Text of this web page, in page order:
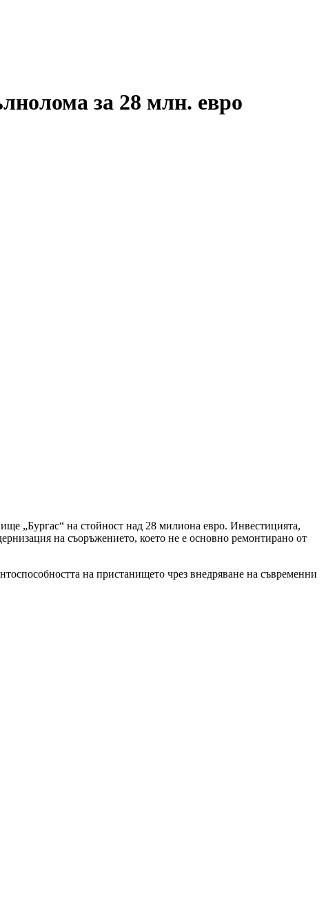
за 28 млн. евро
„Бургас“ на стойност над 28 милиона евро. Инвестицията,
на съоръжението, което не е основно ремонтирано от
на пристанището чрез внедряване на съвременни